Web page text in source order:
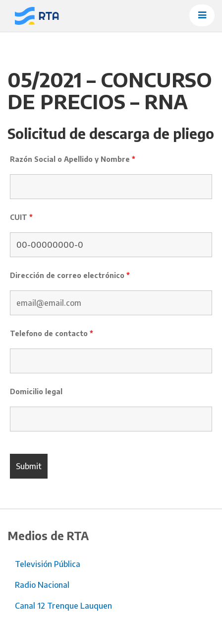
contenido
05/2021 – CONCURSO
DE PRECIOS – RNA
Solicitud de descarga de pliego
Razón Social o Apellido y Nombre *
CUIT *
Dirección de correo electrónico *
Telefono de contacto *
Domicilio legal
Medios de RTA
Televisión Pública
Radio Nacional
Canal 12 Trenque Lauquen